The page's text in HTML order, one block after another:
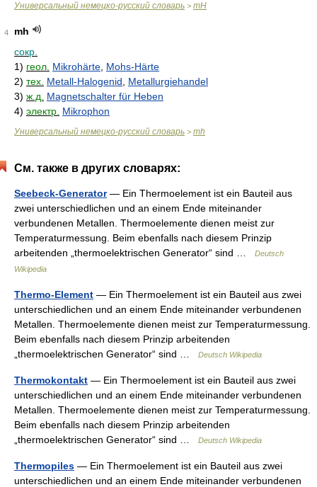
Универсальный немецко-русский словарь > mH
4
mh
сокр.
1) геол. Mikrohärte Mohs-Härte
2) тех. Metall-Halogenid
Metallurgiehandel
3) ж.д.
Magnetschalter für Heben
4) электр. Mikrophon
Универсальный немецко-русский словарь > mh
См. также в других словарях:
Seebeck-Generator— Ein Thermoelement ist ein Bauteil aus
zwei unterschiedlichen und an einem Ende miteinander
verbundenen Metallen. Thermoelemente dienen meist zur
Temperaturmessung. Beim ebenfalls nach diesem Prinzip
arbeitenden „thermoelektrischen Generator“ sind …
Deutsch
Wikipedia
Thermo-Element — Ein Thermoelement ist ein Bauteil aus zwei
unterschiedlichen und an einem Ende miteinander verbundenen
Metallen. Thermoelemente dienen meist zur Temperaturmessung.
Beim ebenfalls nach diesem Prinzip arbeitenden
„thermoelektrischen Generator“ sind …
Deutsch Wikipedia
Thermokontakt — Ein Thermoelement ist ein Bauteil aus zwei
unterschiedlichen und an einem Ende miteinander verbundenen
Metallen. Thermoelemente dienen meist zur Temperaturmessung.
Beim ebenfalls nach diesem Prinzip arbeitenden
„thermoelektrischen Generator“ sind …
Deutsch Wikipedia
Thermopiles — Ein Thermoelement ist ein Bauteil aus zwei
unterschiedlichen und an einem Ende miteinander verbundenen